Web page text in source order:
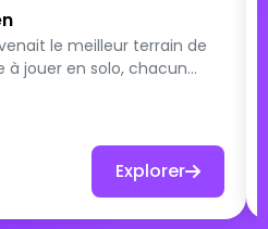
le meilleur terrain de
des quêtes qui les
Explorer